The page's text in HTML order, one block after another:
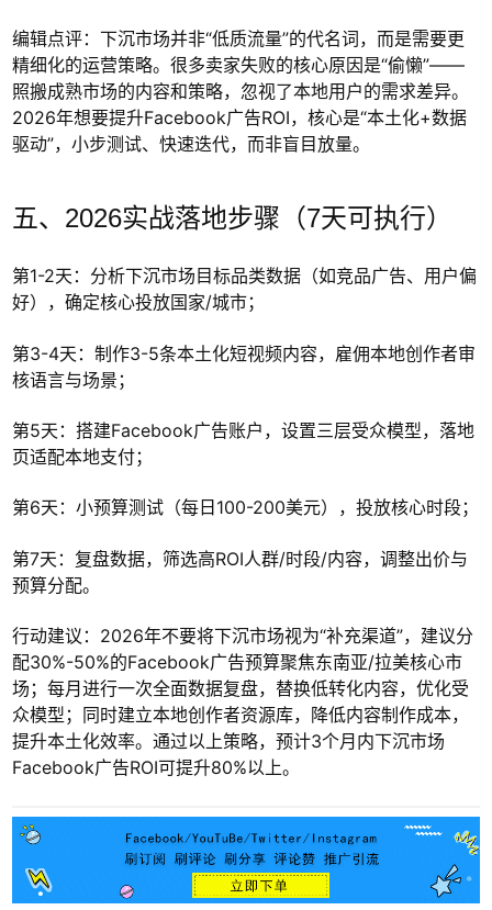
编辑点评：下沉市场并非“低质流量”的代名词，而是需要更
精细化的运营策略。很多卖家失败的核心原因是“偷懒”——
照搬成熟市场的内容和策略，忽视了本地用户的需求差异。
2026年想要提升Facebook广告ROI，核心是“本土化+数据
驱动”，小步测试、快速迭代，而非盲目放量。
五、2026实战落地步骤（7天可执行）
第1-2天：分析下沉市场目标品类数据（如竞品广告、用户偏
好），确定核心投放国家/城市；
第3-4天：制作3-5条本土化短视频内容，雇佣本地创作者审
核语言与场景；
第5天：搭建Facebook广告账户，设置三层受众模型，落地
页适配本地支付；
第6天：小预算测试（每日100-200美元），投放核心时段；
第7天：复盘数据，筛选高ROI人群/时段/内容，调整出价与
预算分配。
行动建议：2026年不要将下沉市场视为“补充渠道”，建议分
配30%-50%的Facebook广告预算聚焦东南亚/拉美核心市
场；每月进行一次全面数据复盘，替换低转化内容，优化受
众模型；同时建立本地创作者资源库，降低内容制作成本，
提升本土化效率。通过以上策略，预计3个月内下沉市场
Facebook广告ROI可提升80%以上。